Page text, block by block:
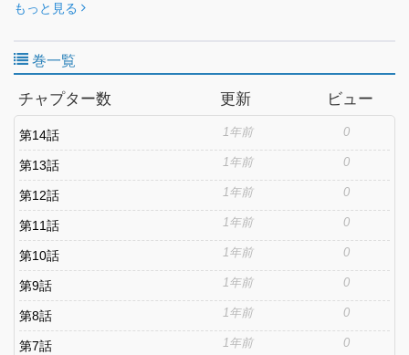
無料。 アイドルとお近づきになりたい――そんな安易な下心か
るだけの日々が続いていた。そんなある日、自身のスマホに突如
事務所の関係者のみに"催眠"をかけられるという代物だった。半信
半疑ではあるものの、自分自身に催眠アプリを試してみるが…。
催眠が解け意識が戻った誠也の目の前には、一糸まとわぬ姿の担
当アイドルがいて――！？
もっと見る
巻一覧
チャプター数 更新 ビュー
第14話 1年前 0
第13話 1年前 0
第12話 1年前 0
第11話 1年前 0
第10話 1年前 0
第9話 1年前 0
第8話 1年前 0
第7話 1年前 0